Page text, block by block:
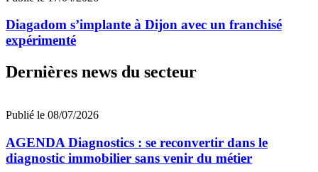
Diagadom s’implante à Dijon avec un franchisé
expérimenté
Dernières news du secteur
Publié le 08/07/2026
AGENDA Diagnostics : se reconvertir dans le
diagnostic immobilier sans venir du métier